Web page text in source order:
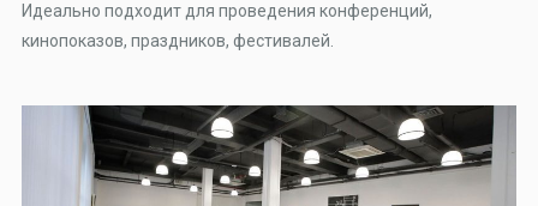
Идеально подходит для проведения конференций,
кинопоказов, праздников, фестивалей.